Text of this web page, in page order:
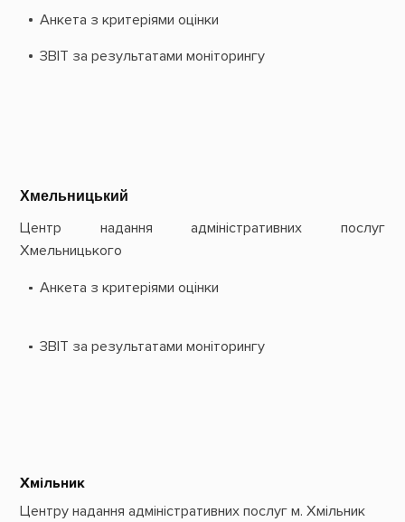
Анкета з критеріями оцінки
ЗВІТ за результатами моніторингу
Хмельницький
Центр надання адміністративних послуг
Хмельницького
Анкета з критеріями оцінки
ЗВІТ за результатами моніторингу
Хмільник
Центру надання адміністративних послуг м. Хмільник